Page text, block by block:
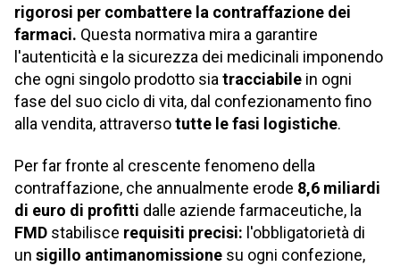
rigorosi per combattere la contraffazione dei
farmaci. Questa normativa mira a garantire
l'autenticità e la sicurezza dei medicinali imponendo
che ogni singolo prodotto sia tracciabile in ogni
fase del suo ciclo di vita, dal confezionamento fino
alla vendita, attraversotutte le fasi logistiche.
Per far fronte al crescente fenomeno della
contraffazione, che annualmente erode 8,6 miliardi
di euro di profitti dalle aziende farmaceutiche, la
FMD stabilisce requisiti precisi: l'obbligatorietà di
un sigillo antimanomissione su ogni confezione,